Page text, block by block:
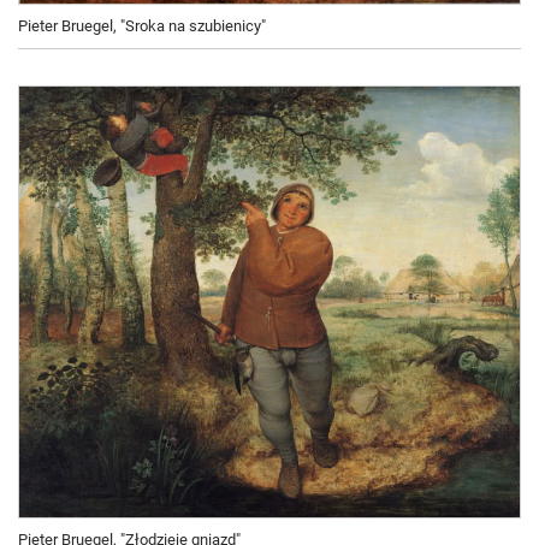
Pieter Bruegel, "Sroka na szubienicy"
Pieter Bruegel, "Złodzieje gniazd"